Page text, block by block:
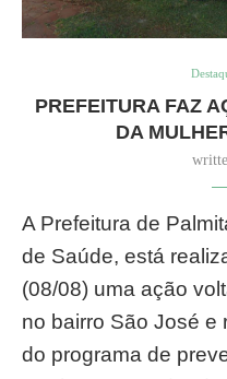
PREFEITURA FAZ
DA
A Prefeitura de
de Saúde, está
(08/08) uma ação
no bairro São José e
do programa de